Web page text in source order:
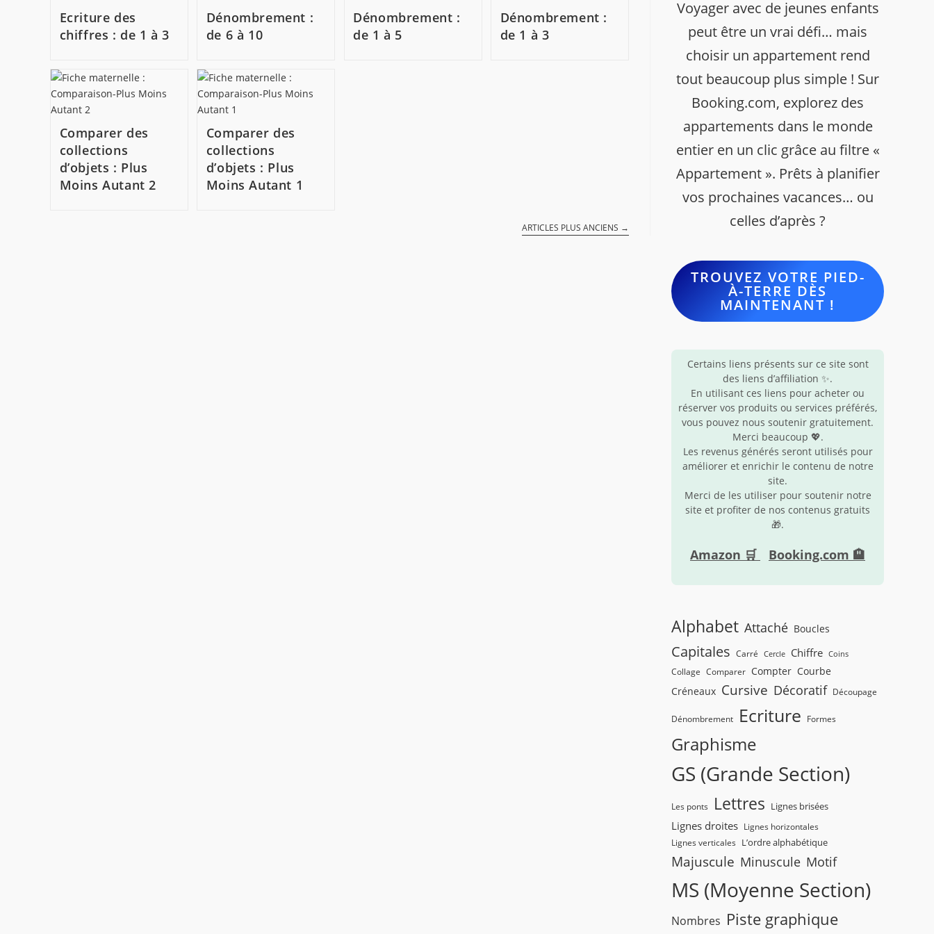
Ecriture des
chiffres : de 1 à 3
Dénombrement :
de 6 à 10
Dénombrement :
de 1 à 5
Dénombrement :
de 1 à 3
Comparer des
collections
d’objets : Plus
Moins Autant 2
Comparer des
collections
d’objets : Plus
Moins Autant 1
ARTICLES PLUS ANCIENS →
Voyager avec de jeunes enfants
peut être un vrai défi… mais
choisir un appartement rend
tout beaucoup plus simple ! Sur
Booking.com, explorez des
appartements dans le monde
entier en un clic grâce au filtre «
Appartement ». Prêts à planifier
vos prochaines vacances… ou
celles d’après ?
TROUVEZ VOTRE PIED-
À-TERRE DÈS
MAINTENANT !
Certains liens présents sur ce site sont
des liens d’affiliation ✨.
En utilisant ces liens pour acheter ou
réserver vos produits ou services préférés,
vous pouvez nous soutenir gratuitement.
Merci beaucoup 💖.
Les revenus générés seront utilisés pour
améliorer et enrichir le contenu de notre
site.
Merci de les utiliser pour soutenir notre
site et profiter de nos contenus gratuits
🎁.
Amazon 🛒 Booking.com 🏨
Alphabet Attaché Boucles
Capitales Carré Cercle Chiffre Coins
Collage Comparer Compter Courbe
Créneaux Cursive Décoratif Découpage
Dénombrement Ecriture Formes
Graphisme
GS (Grande Section)
Les ponts Lettres Lignes brisées
Lignes droites Lignes horizontales
Lignes verticales
L’ordre alphabétique
Majuscule Minuscule Motif
MS (Moyenne Section)
Nombres Piste graphique